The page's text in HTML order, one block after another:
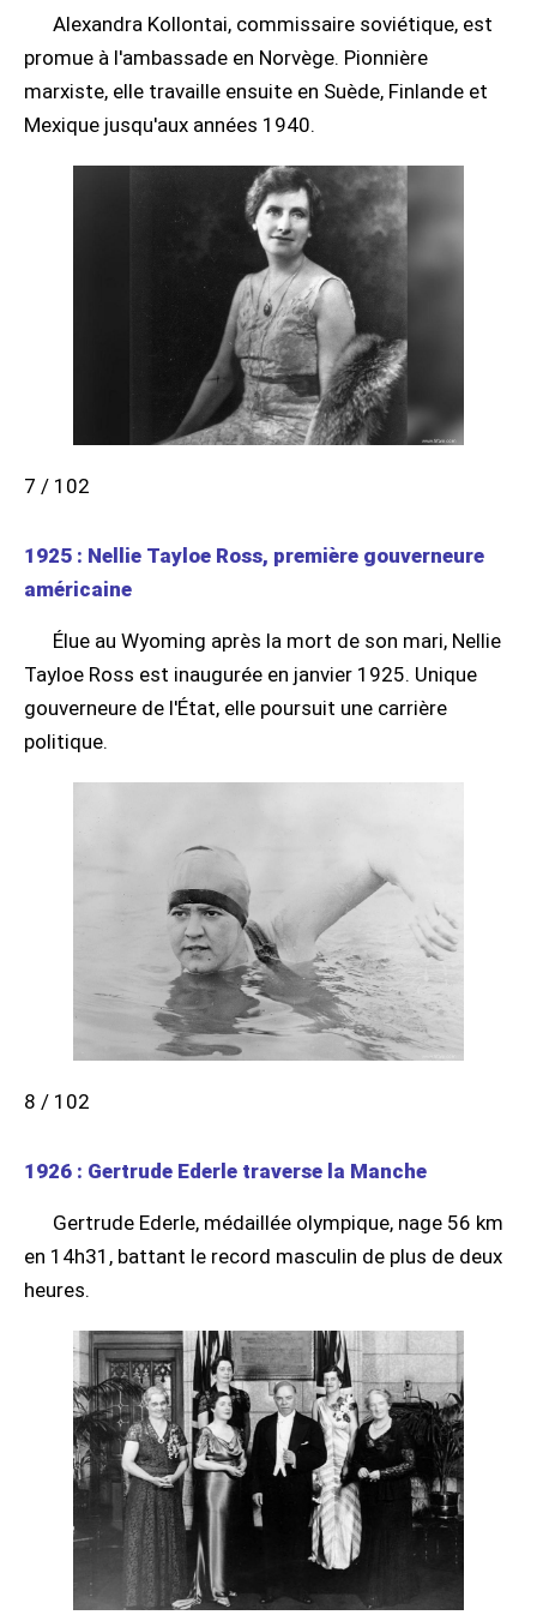
Alexandra Kollontai, commissaire soviétique, est
promue à l'ambassade en Norvège. Pionnière
marxiste, elle travaille ensuite en Suède, Finlande et
Mexique jusqu'aux années 1940.
7 / 102
1925 : Nellie Tayloe Ross, première gouverneure
américaine
Élue au Wyoming après la mort de son mari, Nellie
Tayloe Ross est inaugurée en janvier 1925. Unique
gouverneure de l'État, elle poursuit une carrière
politique.
8 / 102
1926 : Gertrude Ederle traverse la Manche
Gertrude Ederle, médaillée olympique, nage 56 km
en 14h31, battant le record masculin de plus de deux
heures.